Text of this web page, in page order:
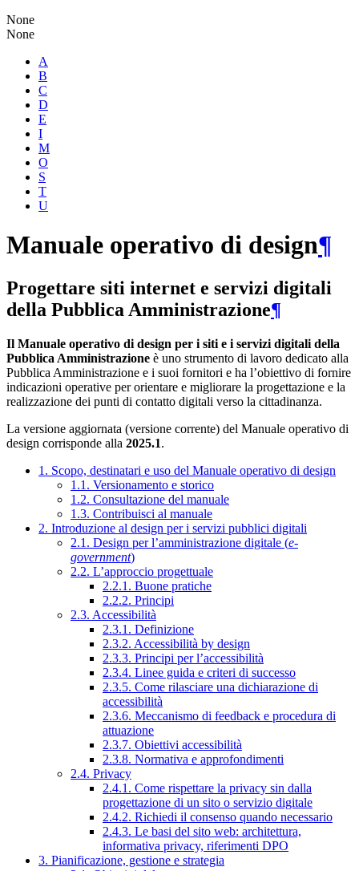
None
None
A
B
C
D
E
I
M
O
S
T
U
Manuale operativo di design¶
Progettare siti internet e servizi digitali
della Pubblica Amministrazione¶
Il Manuale operativo di design per i siti e i servizi digitali della
Pubblica Amministrazione è uno strumento di lavoro dedicato alla
Pubblica Amministrazione e i suoi fornitori e ha l’obiettivo di fornire
indicazioni operative per orientare e migliorare la progettazione e la
realizzazione dei punti di contatto digitali verso la cittadinanza.
La versione aggiornata (versione corrente) del Manuale operativo di
design corrisponde alla 2025.1.
1. Scopo, destinatari e uso del Manuale operativo di design
1.1. Versionamento e storico
1.2. Consultazione del manuale
1.3. Contribuisci al manuale
2. Introduzione al design per i servizi pubblici digitali
2.1. Design per l’amministrazione digitale (e-
government)
2.2. L’approccio progettuale
2.2.1. Buone pratiche
2.2.2. Principi
2.3. Accessibilità
2.3.1. Definizione
2.3.2. Accessibilità by design
2.3.3. Principi per l’accessibilità
2.3.4. Linee guida e criteri di successo
2.3.5. Come rilasciare una dichiarazione di
accessibilità
2.3.6. Meccanismo di feedback e procedura di
attuazione
2.3.7. Obiettivi accessibilità
2.3.8. Normativa e approfondimenti
2.4. Privacy
2.4.1. Come rispettare la privacy sin dalla
progettazione di un sito o servizio digitale
2.4.2. Richiedi il consenso quando necessario
2.4.3. Le basi del sito web: architettura,
informativa privacy, riferimenti DPO
3. Pianificazione, gestione e strategia